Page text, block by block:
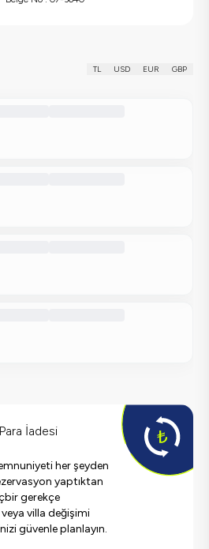
TL USD EUR GBP
İadesi
her şeyden
yaptıktan
gerekçe
villa değişimi
güvenle planlayın.